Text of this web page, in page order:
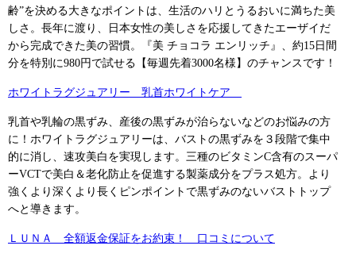
齢”を決める大きなポイントは、生活のハリとうるおいに満ちた美
しさ。長年に渡り、日本女性の美しさを応援してきたエーザイだ
から完成できた美の習慣。『美 チョコラ エンリッチ』、約15日間
分を特別に980円で試せる【毎週先着3000名様】のチャンスです！
ホワイトラグジュアリー 乳首ホワイトケア
乳首や乳輪の黒ずみ、産後の黒ずみが治らないなどのお悩みの方
に！ホワイトラグジュアリーは、バストの黒ずみを３段階で集中
的に消し、速攻美白を実現します。三種のビタミンC含有のスーパ
ーVCTで美白＆老化防止を促進する製薬成分をプラス処方。より
強くより深くより長くピンポイントで黒ずみのないバストトップ
へと導きます。
ＬＵＮＡ 全額返金保証をお約束！ 口コミについて